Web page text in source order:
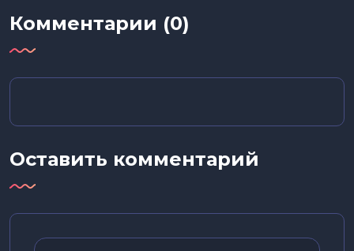
Комментарии (0)
Оставить комментарий